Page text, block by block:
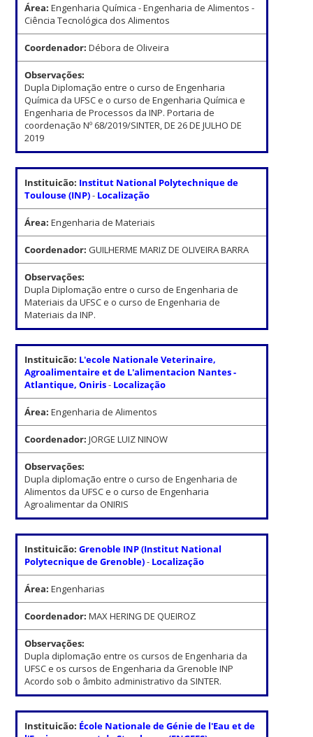
Área:Engenharia Química - Engenharia de Alimentos -
Ciência Tecnológica dos Alimentos
Coordenador:Débora de Oliveira
Observações:
Dupla Diplomação entre o curso de Engenharia
Química da UFSC e o curso de Engenharia Química e
Engenharia de Processos da INP. Portaria de
coordenação Nº 68/2019/SINTER, DE 26 DE JULHO DE
2019
Instituicão: Institut National Polytechnique de
Toulouse (INP)- Localização
Área:Engenharia de Materiais
Coordenador:GUILHERME MARIZ DE OLIVEIRA BARRA
Observações:
Dupla Diplomação entre o curso de Engenharia de
Materiais da UFSC e o curso de Engenharia de
Materiais da INP.
Instituicão: L'ecole Nationale Veterinaire,
Agroalimentaire et de L'alimentacion Nantes -
Atlantique, Oniris- Localização
Área:Engenharia de Alimentos
Coordenador:JORGE LUIZ NINOW
Observações:
Dupla diplomação entre o curso de Engenharia de
Alimentos da UFSC e o curso de Engenharia
Agroalimentar da ONIRIS
Instituicão:Grenoble INP (Institut National
Polytecnique de Grenoble)- Localização
Área:Engenharias
Coordenador:MAX HERING DE QUEIROZ
Observações:
Dupla diplomação entre os cursos de Engenharia da
UFSC e os cursos de Engenharia da Grenoble INP
Acordo sob o âmbito administrativo da SINTER.
Instituicão: École Nationale de Génie de l'Eau et de